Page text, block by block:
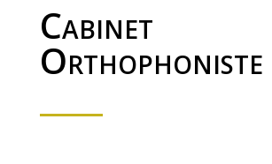
Cabinet
Orthophoniste